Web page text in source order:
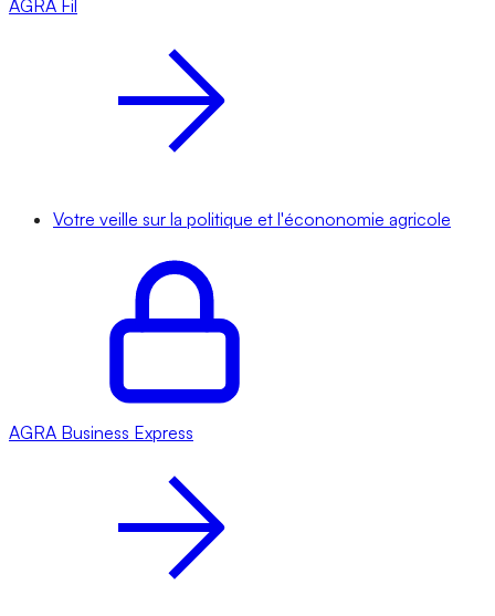
AGRA Fil
Votre veille sur la politique et l'écononomie agricole
AGRA Business Express